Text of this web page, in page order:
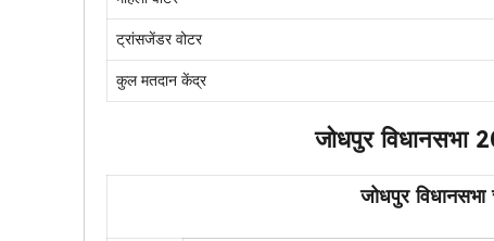
ट्रांसजेंडर वोटर
कुल मतदान केंद्र
जोधपुर विधानसभा
जोधपुर